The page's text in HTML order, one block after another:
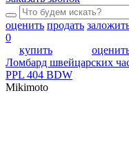
оценить продать
0
купить
Ломбард швейцарских
PPL 404 BDW
Mikimoto